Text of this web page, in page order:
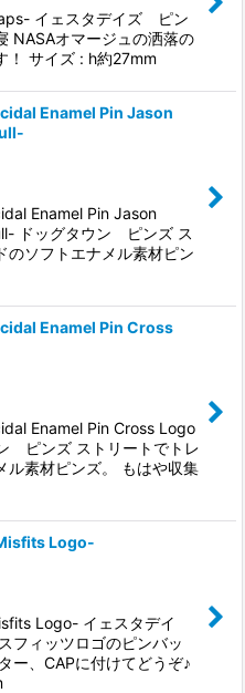
イェスタデイズ ピン
NASAオマージュの洒落の
！ サイズ : h約27mm
Enamel Pin Jason
Enamel Pin Jason
ドッグタウン ピンズ ス
のソフトエナメル素材ピン
Enamel Pin Cross
Enamel Pin Cross Logo
ピンズ ストリートでトレ
ル素材ピンズ。 もはや収集
Logo-
Logo- イェスタデイ
フィッツロゴのピンバッ
ー、CAPに付けてどうぞ♪